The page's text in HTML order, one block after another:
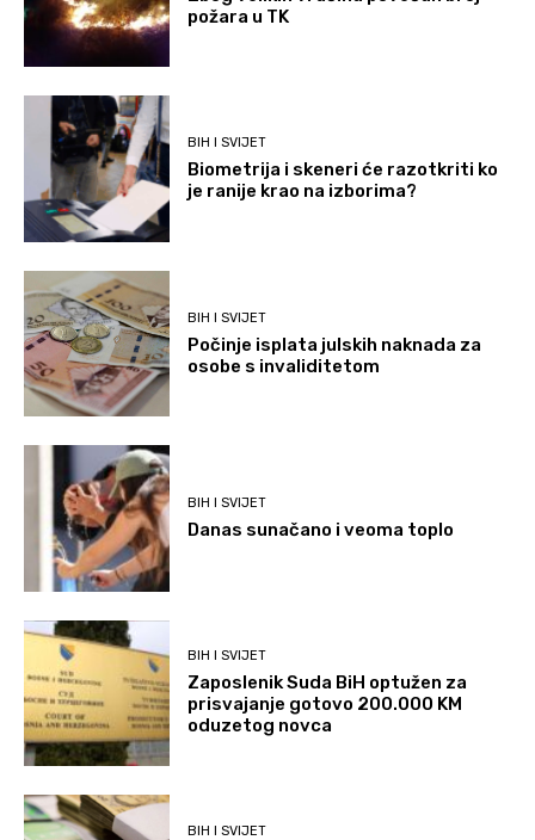
požara u TK
BIH I SVIJET
Biometrija i skeneri će razotkriti ko
je ranije krao na izborima?
BIH I SVIJET
Počinje isplata julskih naknada za
osobe s invaliditetom
BIH I SVIJET
Danas sunačano i veoma toplo
BIH I SVIJET
Zaposlenik Suda BiH optužen za
prisvajanje gotovo 200.000 KM
oduzetog novca
BIH I SVIJET